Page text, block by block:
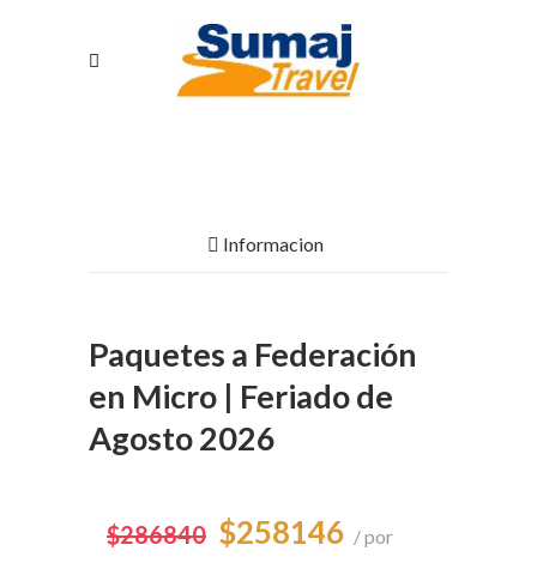
Informacion
Paquetes a Federación
en Micro | Feriado de
Agosto 2026
$286840 $258146 por